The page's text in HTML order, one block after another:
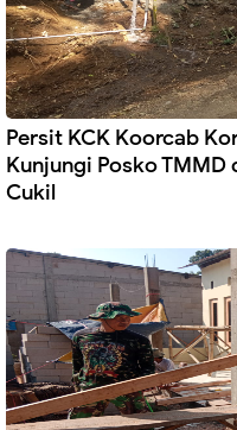
Persit KCK Koorcab
Kunjungi Posko TMMD
Cukil